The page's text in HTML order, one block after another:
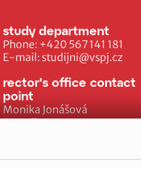
study department
Phone: +420 567 141 181
E-mail: studijni@vspj.cz
rector's office contact
point
Monika Jonášová
E-mail: